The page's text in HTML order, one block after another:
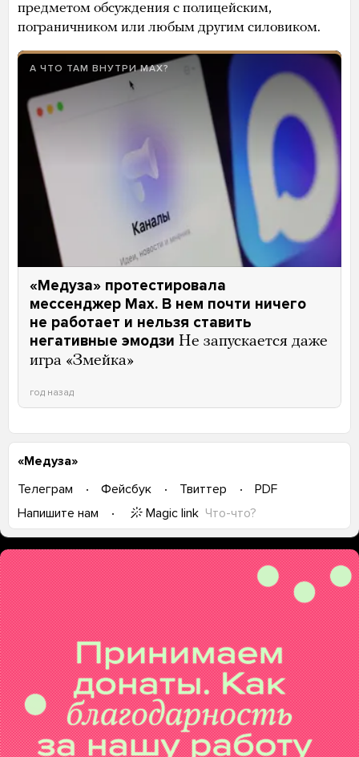
предметом обсуждения с полицейским,
пограничником или любым другим силовиком.
А ЧТО ТАМ ВНУТРИ MAX?
«Медуза» протестировала
мессенджер Max. В нем почти ничего
не работает и нельзя ставить
негативные эмодзи Не запускается даже
игра «Змейка»
год назад
«Медуза»
Телеграм
Фейсбук Твиттер
PDF
Напишите нам
Magic link Что-что?